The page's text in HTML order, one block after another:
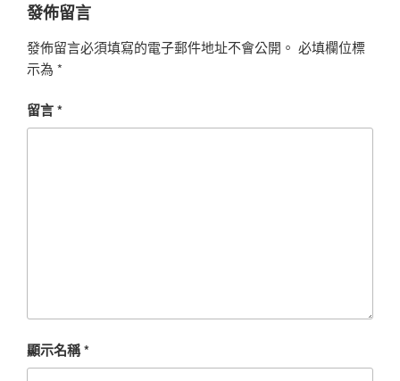
發佈留言
發佈留言必須填寫的電子郵件地址不會公開。 必填欄位標
示為 *
留言*
顯示名稱*